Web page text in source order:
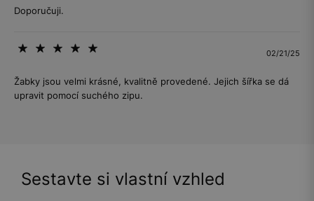
Doporučuji.
02/21/25
Žabky jsou velmi krásné, kvalitně provedené. Jejich šířka se dá
upravit pomocí suchého zipu.
Sestavte si vlastní vzhled